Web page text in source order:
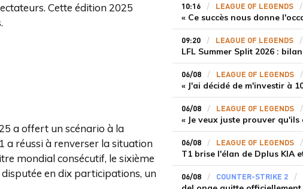
Cette édition 2025
a offert un scénario à la
a réussi à renverser la situation
mondial consécutif, le sixième
disputée en dix participations, un
10:16 LEAGUE OF LEGENDS
09:20 LEAGUE OF LEGENDS
06/08 LEAGUE OF LEGENDS
06/08 LEAGUE OF LEGENDS
06/08 LEAGUE OF LEGENDS
06/08 COUNTER-STRIKE 2